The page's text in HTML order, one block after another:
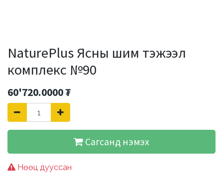
NaturePlus Ясны шим тэжээл
комплекс №90
60'720.0000₮
Сагсанд нэмэх
Нөөц дууссан